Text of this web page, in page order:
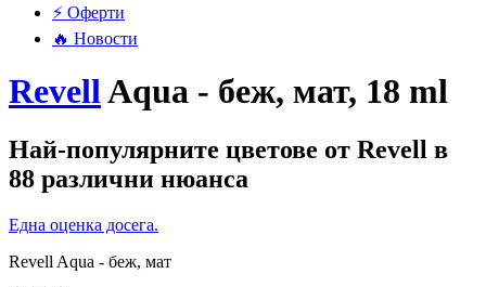
⚡ Оферти
🔥 Новости
RevellAqua - беж, мат, 18 ml
Най-популярните цветове от Revell в
88 различни нюанса
Една оценка досега.
Revell Aqua - беж, мат